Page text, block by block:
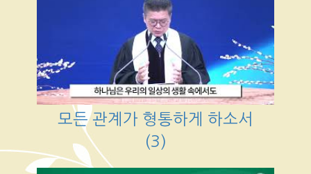
모든 관계가 형통하게 하소서
(3)